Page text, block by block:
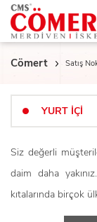
Cömert Satış
YURT İÇİ
Siz değerli
daim daha
kıtalarında birçok